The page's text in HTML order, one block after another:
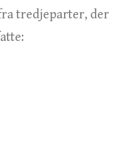
tredjeparter, der